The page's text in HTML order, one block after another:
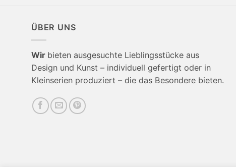
ÜBER UNS
Wir bieten ausgesuchte Lieblingsstücke aus
Design und Kunst – individuell gefertigt oder in
Kleinserien produziert – die das Besondere bieten.